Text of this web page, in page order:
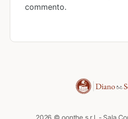
commento.